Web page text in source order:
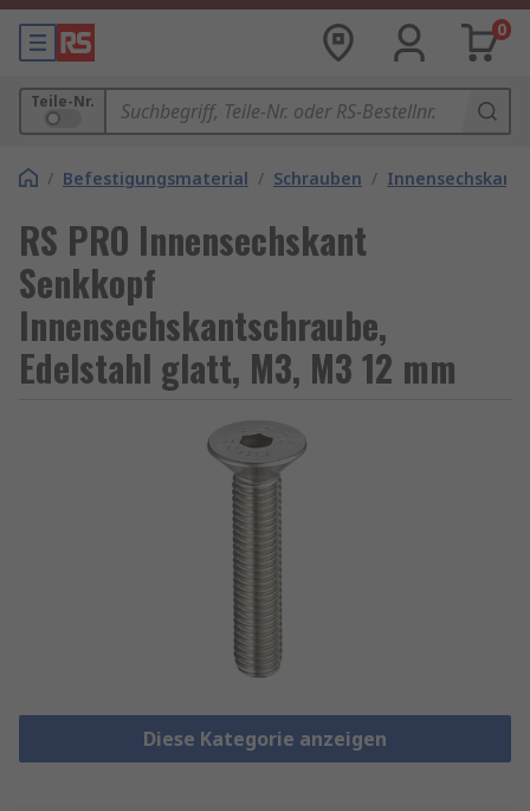
0
Teile-Nr.
/ Befestigungsmaterial / Schrauben /
RS PRO Innensechskant
Senkkopf
Innensechskantschraube,
Edelstahl glatt, M3, M3 12 mm
Diese Kategorie anzeigen